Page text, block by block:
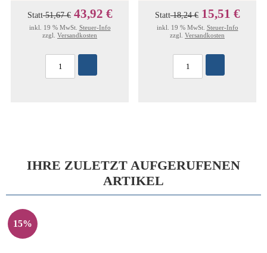
Statt51,67 € 43,92 €
inkl. 19 % MwSt. Steuer-Info
zzgl. Versandkosten
Statt18,24 € 15,51 €
inkl. 19 % MwSt. Steuer-Info
zzgl. Versandkosten
IHRE ZULETZT AUFGERUFENEN
ARTIKEL
15%